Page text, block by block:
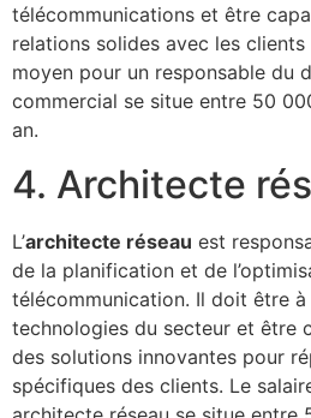
télécommunications et être
relations solides avec les
moyen pour un responsable du
commercial se situe entre 50
an.
4. Architecte
L’architecte réseau est
de la planification et de
télécommunication. Il doit être
technologies du secteur et être
des solutions innovantes pour
spécifiques des clients. Le